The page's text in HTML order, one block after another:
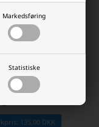
Markedsføring
Statistiske
35 cm med Lyd,
135,00 DKK